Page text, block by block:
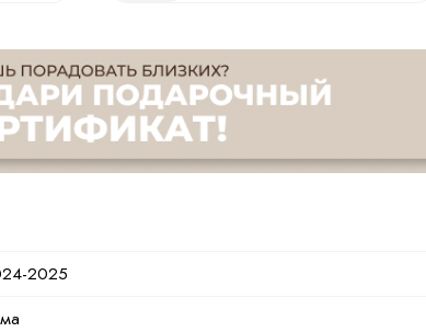
2025